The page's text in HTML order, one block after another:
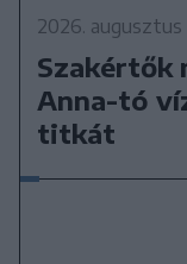
2026.
Szakértők
Anna-tó
titkát